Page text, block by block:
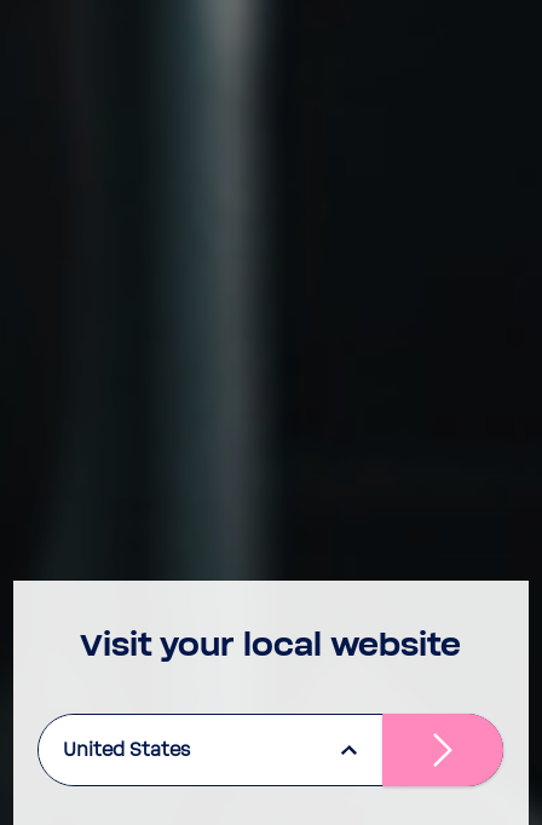
Visit your local website
United States